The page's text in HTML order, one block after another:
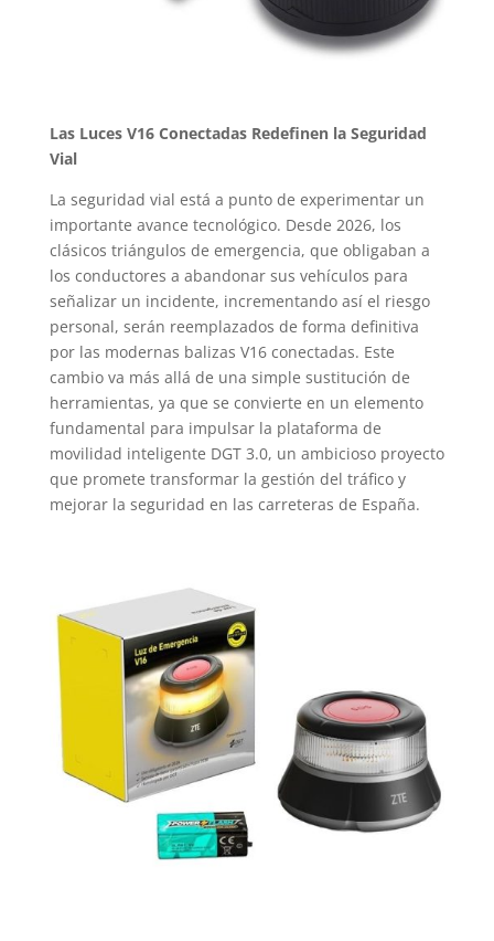
Las Luces V16 Conectadas Redefinen la Seguridad
Vial
La seguridad vial está a punto de experimentar un
importante avance tecnológico. Desde 2026, los
clásicos triángulos de emergencia, que obligaban a
los conductores a abandonar sus vehículos para
señalizar un incidente, incrementando así el riesgo
personal, serán reemplazados de forma definitiva
por las modernas balizas V16 conectadas. Este
cambio va más allá de una simple sustitución de
herramientas, ya que se convierte en un elemento
fundamental para impulsar la plataforma de
movilidad inteligente DGT 3.0, un ambicioso proyecto
que promete transformar la gestión del tráfico y
mejorar la seguridad en las carreteras de España.